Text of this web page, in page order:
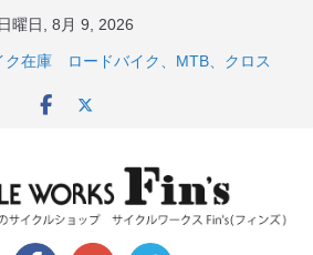
日曜日, 8月 9, 2026
について ＆ クロスバイクのカスタ
した人気商品ピックアップ！
ク在庫 ロードバイク、MTB、クロス
２６・７・１０ 現在）
、２０２７年モデル スコット入荷。
試乗会とオフ会開催！！ ＆
メットが３０〜４０％OFF セール
ク在庫 ロードバイク、MTB、クロス
２６・７・１７ 現在）